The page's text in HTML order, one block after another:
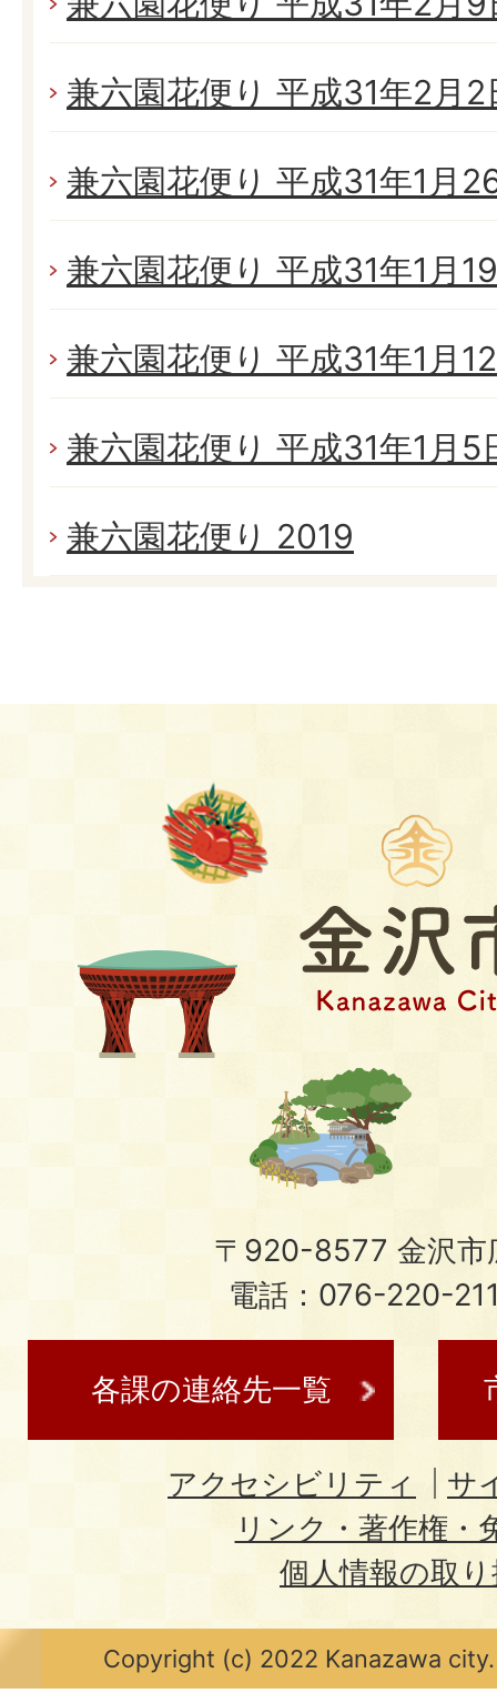
兼六園花便り 平成31年2月
兼六園花便り 平成31年1月
兼六園花便り 平成31年1月
兼六園花便り 平成31年1月
兼六園花便り 平成31年1月5
兼六園花便り 2019
〒920-8577 金沢市
電話：076-220-
各課の連絡先一覧
アクセシビリティ
サ
リンク・著作権・
個人情報の取
Copyright (c) 2022 Kanazawa